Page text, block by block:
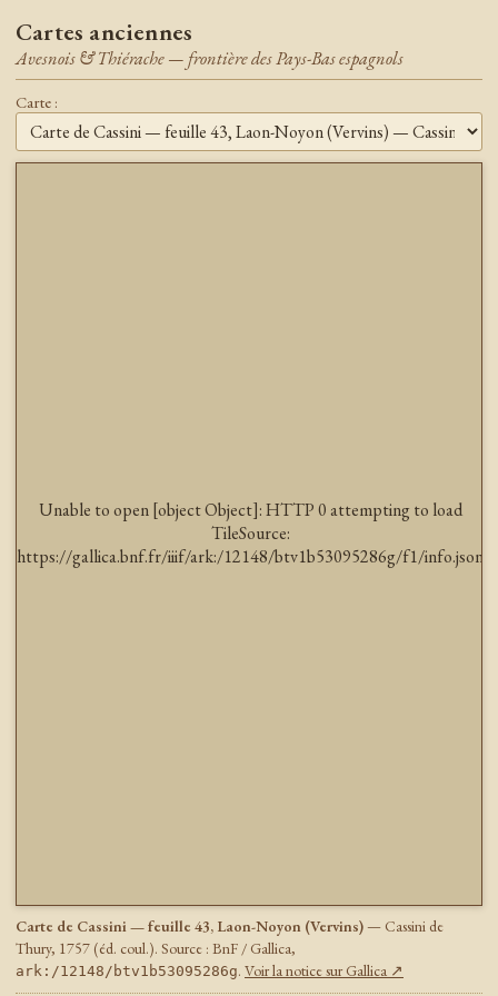
Cartes anciennes
Avesnois & Thiérache — frontière des Pays-Bas espagnols
Carte :
Unable to open [object Object]: HTTP 0 attempting to load
TileSource:
https://gallica.bnf.fr/iiif/ark:/12148/btv1b53095286g/f1/info.json
Carte de Cassini — feuille 43, Laon-Noyon (Vervins)— Cassini de
Thury, 1757 (éd. coul.). Source : BnF / Gallica,
ark:/12148/btv1b53095286g. Voir la notice sur Gallica ↗